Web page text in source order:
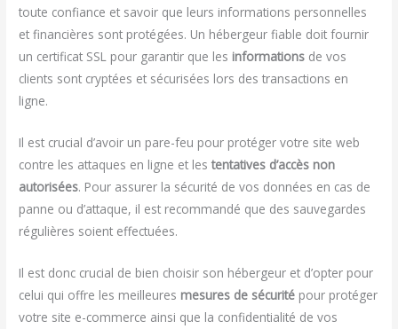
toute confiance et savoir que leurs informations personnelles
et financières sont protégées. Un hébergeur fiable doit fournir
un certificat SSL pour garantir que les informations de vos
clients sont cryptées et sécurisées lors des transactions en
ligne.
Il est crucial d’avoir un pare-feu pour protéger votre site web
contre les attaques en ligne et lestentatives d’accès non
autorisées. Pour assurer la sécurité de vos données en cas de
panne ou d’attaque, il est recommandé que des sauvegardes
régulières soient effectuées.
Il est donc crucial de bien choisir son hébergeur et d’opter pour
celui qui offre les meilleures mesures de sécurité pour protéger
votre site e-commerce ainsi que la confidentialité de vos